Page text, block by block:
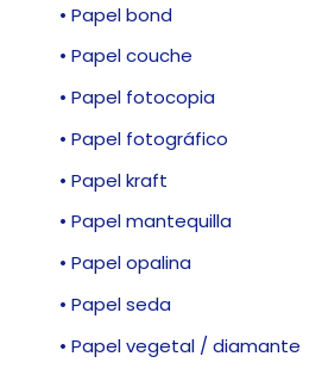
• Papel bond
• Papel couche
• Papel fotocopia
• Papel fotográfico
• Papel kraft
• Papel mantequilla
• Papel opalina
• Papel seda
• Papel vegetal / diamante